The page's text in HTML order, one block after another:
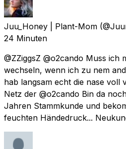
Juu_Honey | Plant-Mom
24 Minuten
@ZZiggsZ @o2cando Muss ich
wechseln, wenn ich zu nem
hab langsam echt die nase voll
Netz der @o2cando Bin da
Jahren Stammkunde und
feuchten Händedruck...